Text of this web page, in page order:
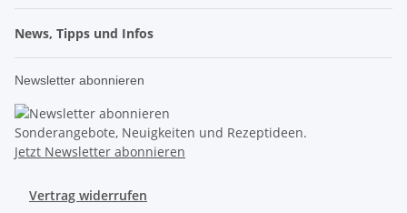
News, Tipps und Infos
Newsletter abonnieren
Sonderangebote, Neuigkeiten und Rezeptideen.
Jetzt Newsletter abonnieren
Vertrag widerrufen